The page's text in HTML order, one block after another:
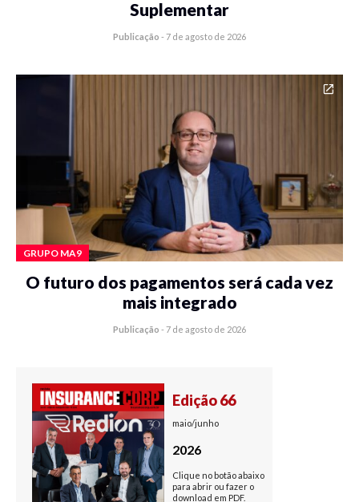
Suplementar
Publicação - 7 de agosto de 2026
GRUPO MA9
O futuro dos pagamentos será cada vez
mais integrado
Publicação - 7 de agosto de 2026